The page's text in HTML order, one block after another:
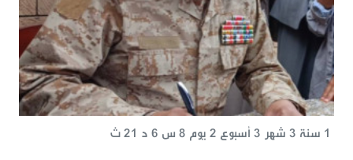
1 سنة 3 شهر 3 أسبوع 2 يوم 8 س 6 د 21 ث